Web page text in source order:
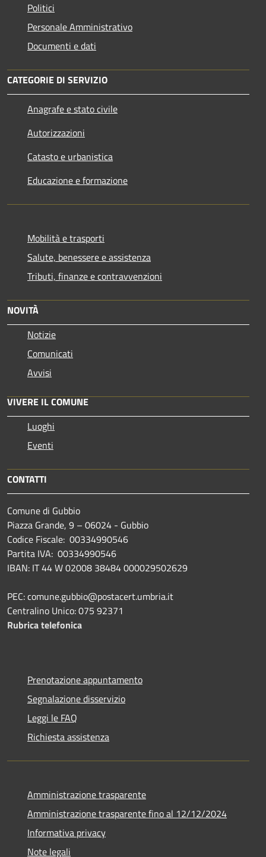
Politici
Personale Amministrativo
Documenti e dati
CATEGORIE DI SERVIZIO
Anagrafe e stato civile
Autorizzazioni
Catasto e urbanistica
Educazione e formazione
Mobilità e trasporti
Salute, benessere e assistenza
Tributi, finanze e contravvenzioni
NOVITÀ
Notizie
Comunicati
Avvisi
VIVERE IL COMUNE
Luoghi
Eventi
CONTATTI
Comune di Gubbio
Piazza Grande, 9 – 06024 - Gubbio
Codice Fiscale: 00334990546
Partita IVA: 00334990546
IBAN: IT 44 W 02008 38484 000029502629
PEC: comune.gubbio@postacert.umbria.it
Centralino Unico: 075 92371
Rubrica telefonica
Prenotazione appuntamento
Segnalazione disservizio
Leggi le FAQ
Richiesta assistenza
Amministrazione trasparente
Amministrazione trasparente fino al 12/12/2024
Informativa privacy
Note legali